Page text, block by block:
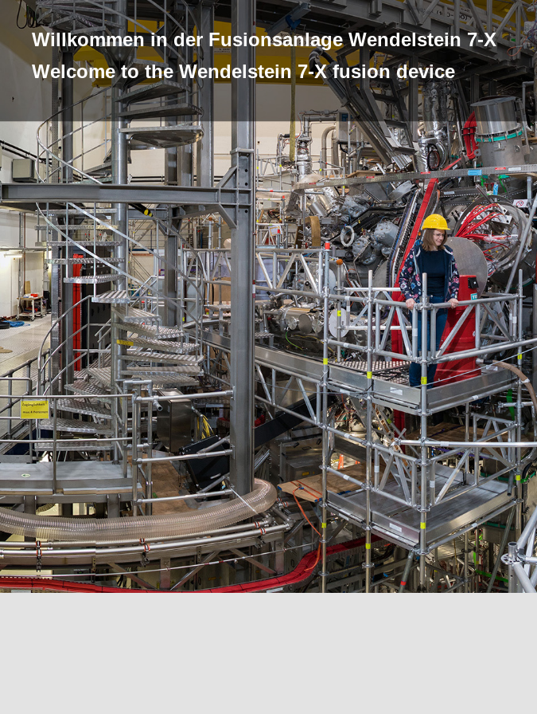
Willkommen in der Fusionsanlage Wendelstein 7-X
Welcome to the Wendelstein 7-X fusion device